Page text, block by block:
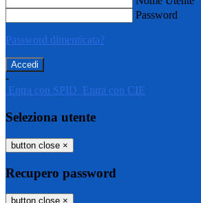
Password
Password dimenticata?
-
Entra con SPID Entra con CIE
Seleziona utente
button close ×
Recupero password
button close ×